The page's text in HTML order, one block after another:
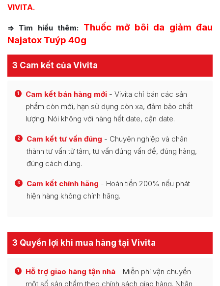
VIVITA.
=> Tìm hiểu thêm: Thuốc mỡ bôi da giảm đau
Najatox Tuýp 40g
3 Cam kết của Vivita
1 Cam kết bán hàng mới - Vivita chỉ bán các sản
phẩm còn mới, hạn sử dụng còn xa, đảm bảo chất
lượng. Nói không với hàng hết date, cận date.
2 Cam kết tư vấn đúng - Chuyên nghiệp và chân
thành tư vấn từ tâm, tư vấn đúng vấn đề, đúng hàng,
đúng cách dùng.
3 Cam kết chính hãng - Hoàn tiền 200% nếu phát
hiện hàng không chính hãng.
3 Quyền lợi khi mua hàng tại Vivita
1 Hỗ trợ giao hàng tận nhà - Miễn phí vận chuyển
một số sản phẩm theo chính sách giao hàng. Nhận